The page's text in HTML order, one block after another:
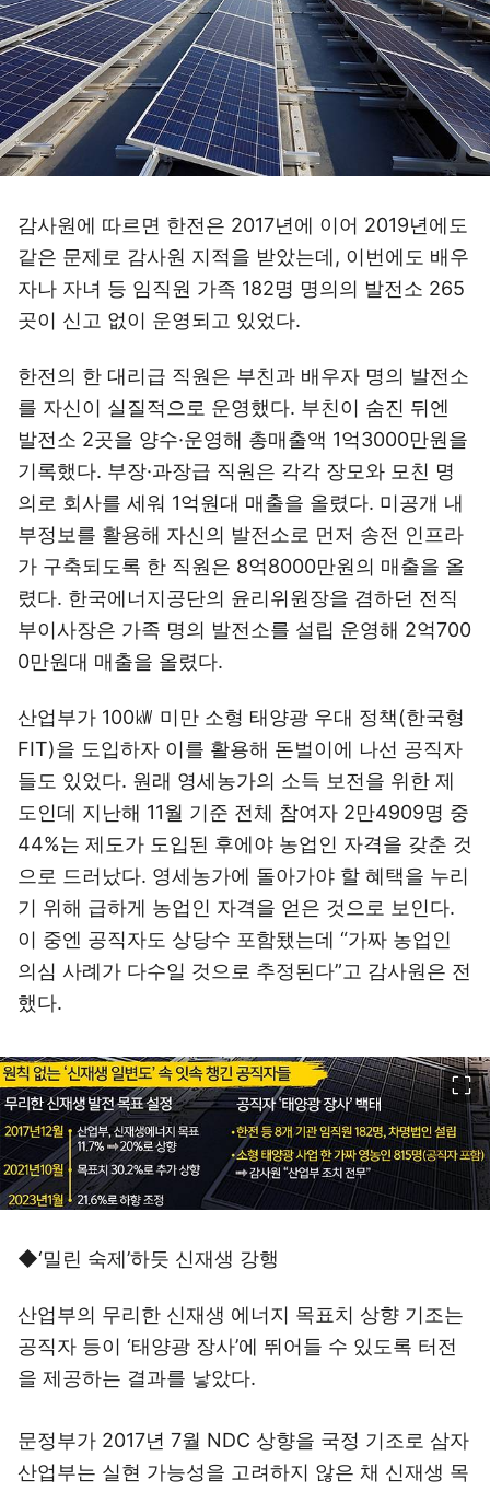
감사원에 따르면 한전은 2017년에 이어 2019년에도
같은 문제로 감사원 지적을 받았는데, 이번에도 배우
자나 자녀 등 임직원 가족 182명 명의의 발전소 265
곳이 신고 없이 운영되고 있었다.
한전의 한 대리급 직원은 부친과 배우자 명의 발전소
를 자신이 실질적으로 운영했다. 부친이 숨진 뒤엔
발전소 2곳을 양수·운영해 총매출액 1억3000만원을
기록했다. 부장·과장급 직원은 각각 장모와 모친 명
의로 회사를 세워 1억원대 매출을 올렸다. 미공개 내
부정보를 활용해 자신의 발전소로 먼저 송전 인프라
가 구축되도록 한 직원은 8억8000만원의 매출을 올
렸다. 한국에너지공단의 윤리위원장을 겸하던 전직
부이사장은 가족 명의 발전소를 설립 운영해 2억700
0만원대 매출을 올렸다.
산업부가 100㎾ 미만 소형 태양광 우대 정책(한국형
FIT)을 도입하자 이를 활용해 돈벌이에 나선 공직자
들도 있었다. 원래 영세농가의 소득 보전을 위한 제
도인데 지난해 11월 기준 전체 참여자 2만4909명 중
44%는 제도가 도입된 후에야 농업인 자격을 갖춘 것
으로 드러났다. 영세농가에 돌아가야 할 혜택을 누리
기 위해 급하게 농업인 자격을 얻은 것으로 보인다.
이 중엔 공직자도 상당수 포함됐는데 “가짜 농업인
의심 사례가 다수일 것으로 추정된다”고 감사원은 전
했다.
◆‘밀린 숙제’하듯 신재생 강행
산업부의 무리한 신재생 에너지 목표치 상향 기조는
공직자 등이 ‘태양광 장사’에 뛰어들 수 있도록 터전
을 제공하는 결과를 낳았다.
문정부가 2017년 7월 NDC 상향을 국정 기조로 삼자
산업부는 실현 가능성을 고려하지 않은 채 신재생 목